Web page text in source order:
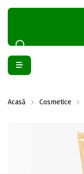
Acasă Cosmetice